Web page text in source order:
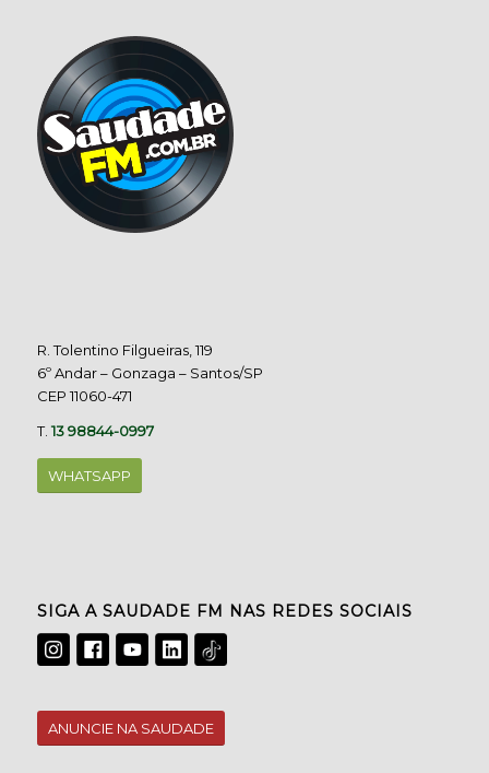
R. Tolentino Filgueiras, 119
6º Andar – Gonzaga – Santos/SP
CEP 11060-471
T.13 98844-0997
WHATSAPP
SIGA A SAUDADE FM NAS REDES SOCIAIS
ANUNCIE NA SAUDADE